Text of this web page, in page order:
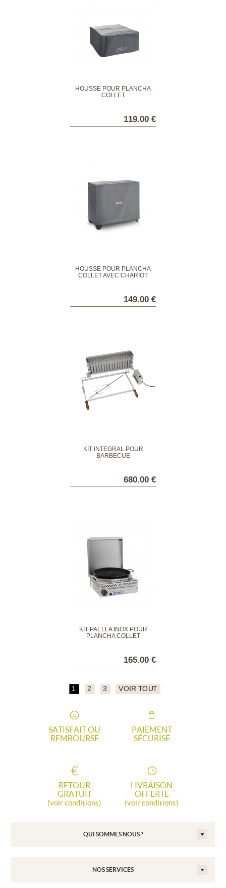
HOUSSE POUR PLANCHA
COLLET
119.00 €
HOUSSE POUR PLANCHA
COLLET AVEC CHARIOT
149.00 €
KIT INTÉGRAL POUR
BARBECUE
680.00 €
KIT PAELLA INOX POUR
PLANCHA COLLET
165.00 €
1 2 3 VOIR TOUT
SATISFAIT OU
REMBOURSÉ
PAIEMENT
SÉCURISÉ
RETOUR
GRATUIT
(voir conditions)
LIVRAISON
OFFERTE
(voir conditions)
QUI SOMMES NOUS ?
NOS SERVICES